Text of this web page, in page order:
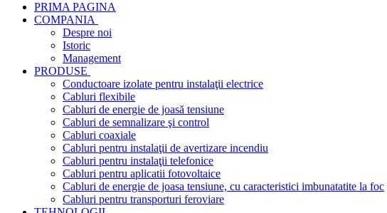
PRIMA PAGINA
COMPANIA
Despre noi
Istoric
Management
PRODUSE
Conductoare izolate pentru instalaţii electrice
Cabluri flexibile
Cabluri de energie de joasă tensiune
Cabluri de semnalizare şi control
Cabluri coaxiale
Cabluri pentru instalaţii de avertizare incendiu
Cabluri pentru instalaţii telefonice
Cabluri pentru aplicatii fotovoltaice
Cabluri de energie de joasa tensiune, cu caracteristici imbunatatite la foc
Cabluri pentru transporturi feroviare